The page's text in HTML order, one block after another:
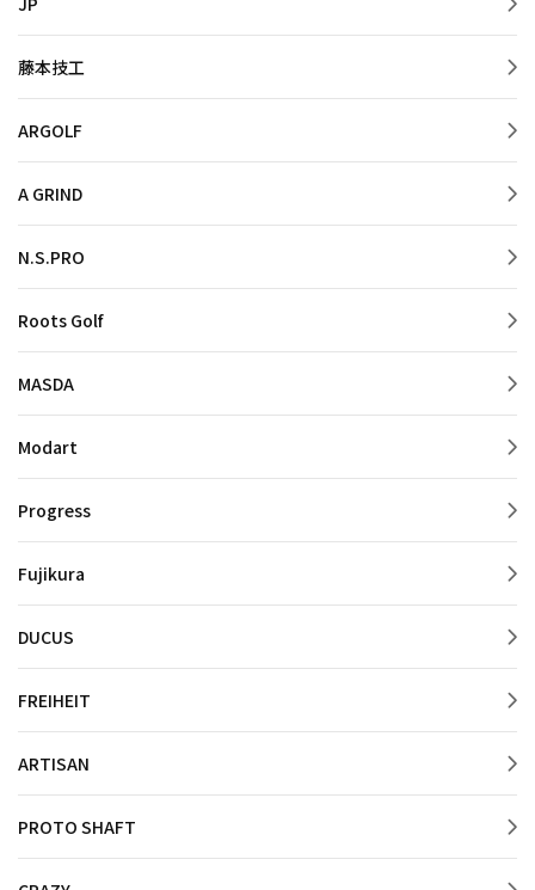
藤本技工
ARGOLF
A GRIND
N.S.PRO
Roots Golf
MASDA
Modart
Progress
Fujikura
DUCUS
FREIHEIT
ARTISAN
PROTO SHAFT